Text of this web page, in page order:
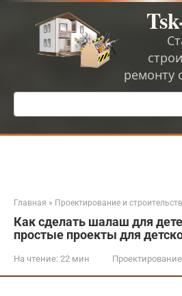
Перейти
ремонту
Поиск:
Главная » Проектирование и
Как сделать шалаш для
простые проекты для
На чтение: 22 мин